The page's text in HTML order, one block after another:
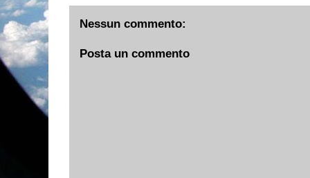
Nessun commento:
Posta un commento